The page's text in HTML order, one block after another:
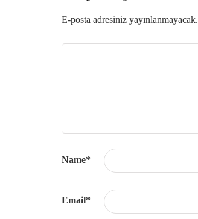
E-posta adresiniz yayınlanmayacak.
Name*
Email*